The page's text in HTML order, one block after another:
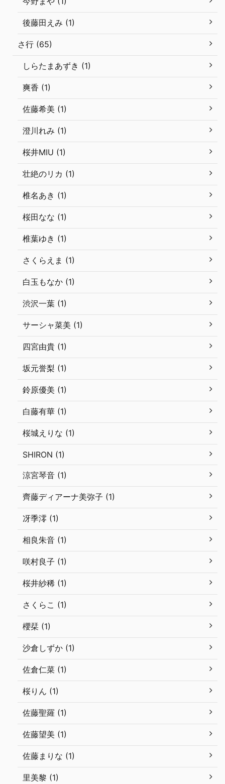
後藤田えみ (1)
さ行 (65)
しらたまあずき (1)
爽香 (1)
佐藤希美 (1)
澄川れみ (1)
桜井MIU (1)
壮絶のリカ (1)
椎名あき (1)
桜田なな (1)
椎葉ゆき (1)
さくらえま (1)
白玉もなか (1)
渋沢一葉 (1)
サーシャ菜美 (1)
四宮由貴 (1)
坂元誉梨 (1)
鈴原優美 (1)
白藤有華 (1)
桜城えりな (1)
SHIRON (1)
涼宮琴音 (1)
齊藤ディアーナ美弥子 (1)
冴季澪 (1)
相良朱音 (1)
咲村良子 (1)
桜井紗稀 (1)
さくらこ (1)
櫻栞 (1)
沙倉しずか (1)
佐倉仁菜 (1)
桜りん (1)
佐藤聖羅 (1)
佐藤望美 (1)
佐藤まりな (1)
里美黎 (1)